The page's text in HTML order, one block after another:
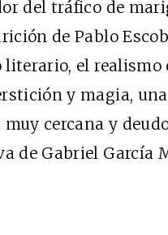
del tráfico de
de Pablo
literario, el realismo
y magia,
cercana y
de Gabriel García